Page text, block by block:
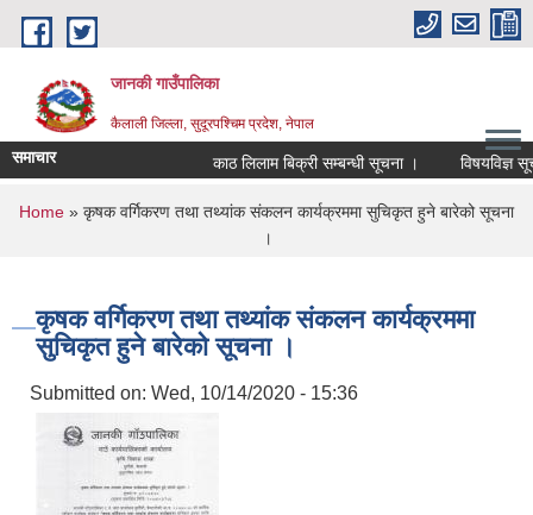
Skip to main content
जानकी गाउँपालिका
कैलाली जिल्ला, सुदूरपश्चिम प्रदेश, नेपाल
समाचार काठ लिलाम बिक्री सम्बन्धी सूचना । विषयविज्ञ
You are here
Home » कृषक वर्गिकरण तथा तथ्यांक संकलन कार्यक्रममा सुचिकृत हुने बारेको सूचना
।
कृषक वर्गिकरण तथा तथ्यांक संकलन कार्यक्रममा
सुचिकृत हुने बारेको सूचना ।
Submitted on: Wed, 10/14/2020 - 15:36